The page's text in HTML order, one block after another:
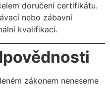
doručení certifikátu.
nebo zábavní
kvalifikací.
zákonem neneseme